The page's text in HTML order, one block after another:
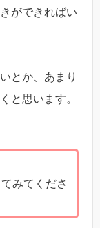
ができればい
とか、あまり
と思います。
みてくださ